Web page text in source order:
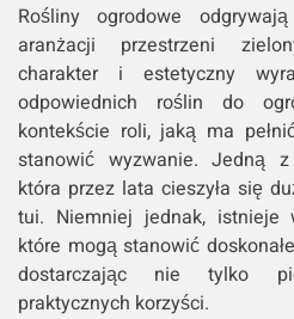
Rośliny ogrodowe
aranżacji przestrzeni
charakter i estetyczny
odpowiednich roślin do
kontekście roli, jaką ma
stanowić wyzwanie. Jedną
która przez lata cieszyła się
tui. Niemniej jednak, istnieje
które mogą stanowić
dostarczając nie tylko
praktycznych korzyści.